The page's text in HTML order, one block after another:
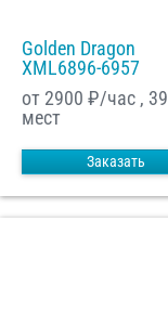
Golden Dragon
XML6896-6957
от 2900 ₽/час , 39
мест
Заказать